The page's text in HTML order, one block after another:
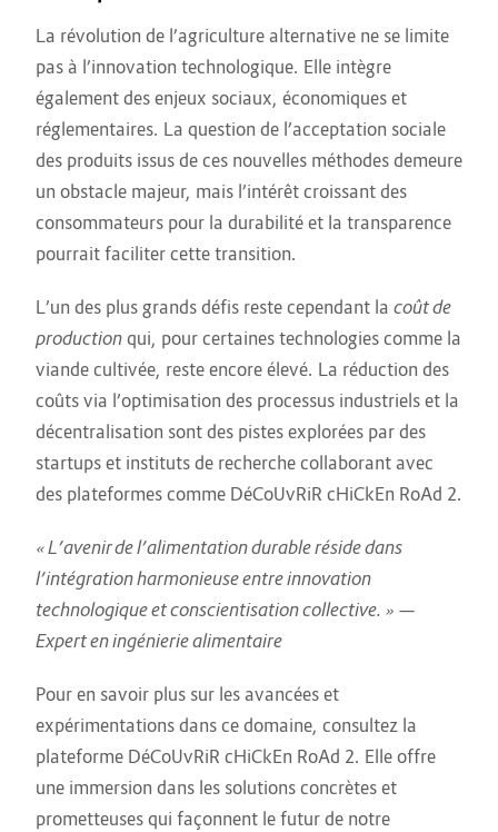
La révolution de l’agriculture alternative ne se limite
pas à l’innovation technologique. Elle intègre
également des enjeux sociaux, économiques et
réglementaires. La question de l’acceptation sociale
des produits issus de ces nouvelles méthodes demeure
un obstacle majeur, mais l’intérêt croissant des
consommateurs pour la durabilité et la transparence
pourrait faciliter cette transition.
L’un des plus grands défis reste cependant la coût de
production qui, pour certaines technologies comme la
viande cultivée, reste encore élevé. La réduction des
coûts via l’optimisation des processus industriels et la
décentralisation sont des pistes explorées par des
startups et instituts de recherche collaborant avec
des plateformes comme DéCoUvRiR cHiCkEn RoAd 2.
« L’avenir de l’alimentation durable réside dans
l’intégration harmonieuse entre innovation
technologique et conscientisation collective. » —
Expert en ingénierie alimentaire
Pour en savoir plus sur les avancées et
expérimentations dans ce domaine, consultez la
plateforme DéCoUvRiR cHiCkEn RoAd 2. Elle offre
une immersion dans les solutions concrètes et
prometteuses qui façonnent le futur de notre